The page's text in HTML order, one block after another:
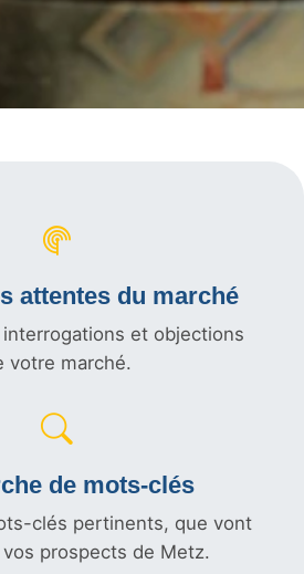
attentes du marché
et objections
votre marché.
de mots-clés
clés pertinents, que vont
prospects de Metz.